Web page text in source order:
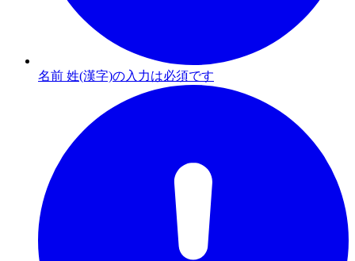
名前 姓(漢字)の入力は必須です